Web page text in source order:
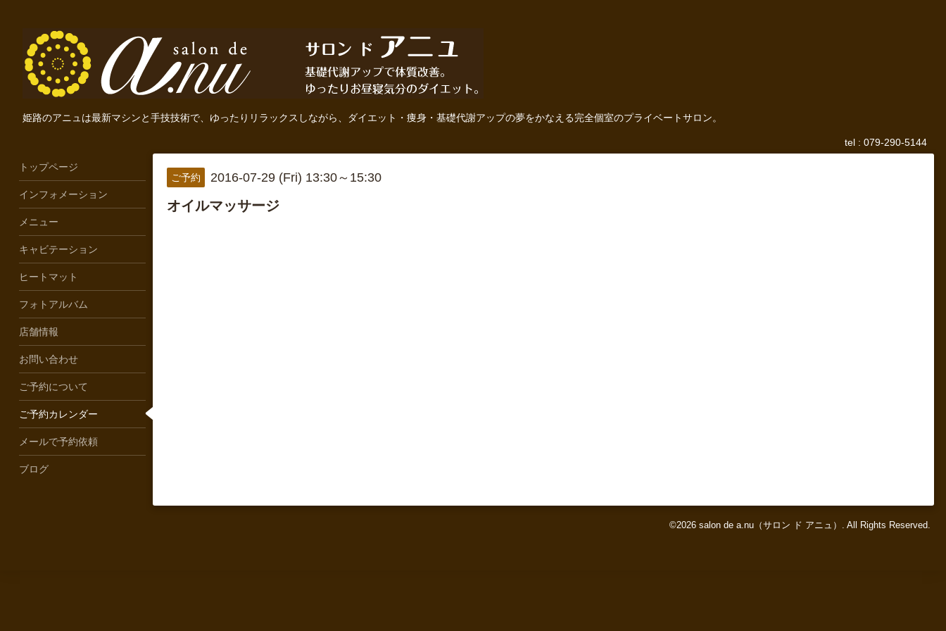
姫路のアニュは最新マシンと手技技術で、ゆったりリラックスしながら、ダイエット・痩身・基礎代謝アップの夢をかなえる完全個室のプライベートサロン。
tel : 079-290-5144
ご予約 2016-07-29 (Fri) 13:30～15:30
オイルマッサージ
©2026 salon de a.nu（サロン ド アニュ） . All Rights Reserved.
トップページ
インフォメーション
メニュー
キャビテーション
ヒートマット
フォトアルバム
店舗情報
お問い合わせ
ご予約について
ご予約カレンダー
メールで予約依頼
ブログ